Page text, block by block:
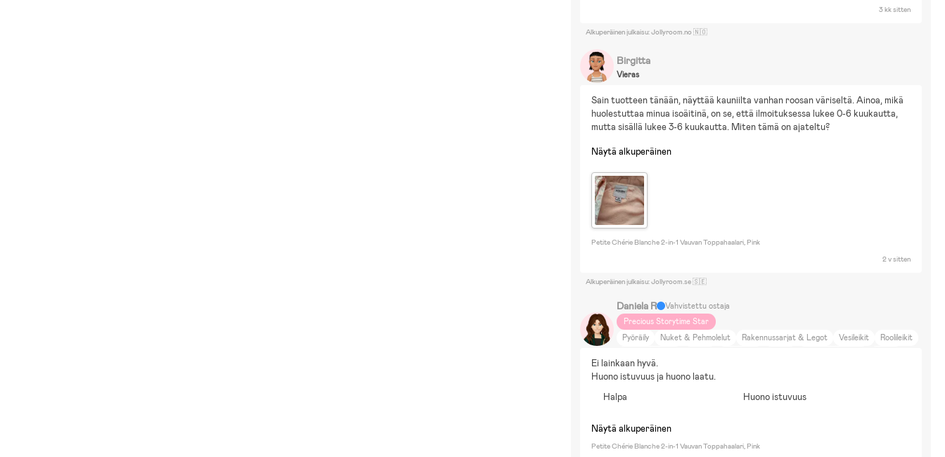
3 kk sitten
Alkuperäinen julkaisu: Jollyroom.no 🇳🇴
Birgitta
Vieras
Sain tuotteen tänään, näyttää kauniilta vanhan roosan väriseltä. Ainoa, mikä
huolestuttaa minua isoäitinä, on se, että ilmoituksessa lukee 0-6 kuukautta,
mutta sisällä lukee 3-6 kuukautta. Miten tämä on ajateltu?
Näytä alkuperäinen
Petite Chérie Blanche 2-in-1 Vauvan Toppahaalari, Pink
2 v sitten
Alkuperäinen julkaisu: Jollyroom.se 🇸🇪
Daniela R
Vahvistettu ostaja
Precious Storytime Star
Pyöräily
Nuket & Pehmolelut Rakennussarjat & Legot Vesileikit
Roolileikit
Kauneus ja muoti
Ei lainkaan hyvä.
Huono istuvuus ja huono laatu.
Halpa
Huono istuvuus
Näytä alkuperäinen
Petite Chérie Blanche 2-in-1 Vauvan Toppahaalari, Pink